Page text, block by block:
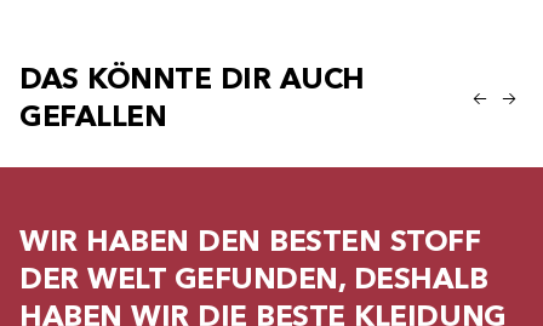
DAS KÖNNTE DIR AUCH
GEFALLEN
WIR HABEN DEN BESTEN STOFF
DER WELT GEFUNDEN, DESHALB
HABEN WIR DIE BESTE KLEIDUNG